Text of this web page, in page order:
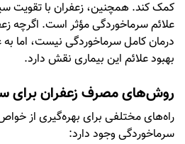
کمک کند. همچنین، زعفران با تقویت
علائم سرماخوردگی مؤثر است. اگرچه
درمان کامل سرماخوردگی نیست، اما
بهبود علائم این بیماری نقش دارد.
روش‌های مصرف زعفران برای
راه‌های مختلفی برای بهره‌گیری از
سرماخوردگی وجود دارد: